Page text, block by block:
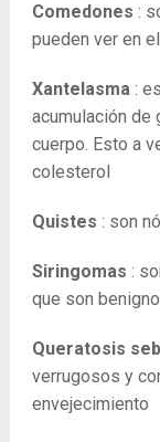
Comedones :
pueden ver en
Xantelasma:
acumulación de
cuerpo. Esto a
colesterol
Quistes : son
Siringomas :
que son
Queratosis
verrugosos y
envejecimiento